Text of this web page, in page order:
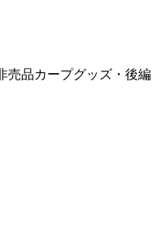
売品カープグッズ・後編